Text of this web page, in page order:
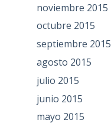
noviembre 2015
octubre 2015
septiembre 2015
agosto 2015
julio 2015
junio 2015
mayo 2015